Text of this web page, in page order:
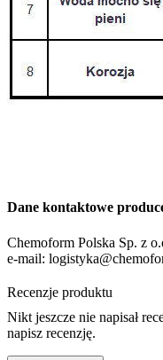
Dane kontaktowe
Chemoform Polska Sp. z
e-mail:
Recenzje produktu
Nikt jeszcze nie napisał
napisz recenzję.